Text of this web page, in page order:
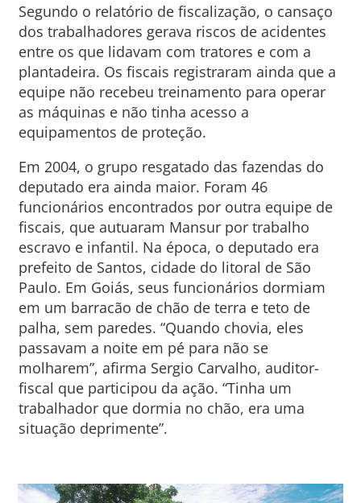
Segundo o relatório de fiscalização, o cansaço
dos trabalhadores gerava riscos de acidentes
entre os que lidavam com tratores e com a
plantadeira. Os fiscais registraram ainda que a
equipe não recebeu treinamento para operar
as máquinas e não tinha acesso a
equipamentos de proteção.
Em 2004, o grupo resgatado das fazendas do
deputado era ainda maior. Foram 46
funcionários encontrados por outra equipe de
fiscais, que autuaram Mansur por trabalho
escravo e infantil. Na época, o deputado era
prefeito de Santos, cidade do litoral de São
Paulo. Em Goiás, seus funcionários dormiam
em um barracão de chão de terra e teto de
palha, sem paredes. “Quando chovia, eles
passavam a noite em pé para não se
molharem”, afirma Sergio Carvalho, auditor-
fiscal que participou da ação. “Tinha um
trabalhador que dormia no chão, era uma
situação deprimente”.